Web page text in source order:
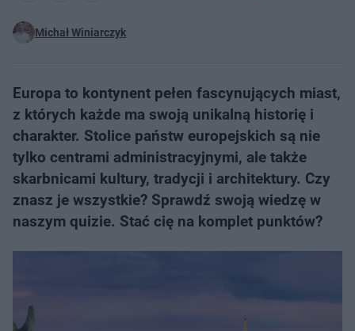
Michał Winiarczyk
Europa to kontynent pełen fascynujących miast,
z których każde ma swoją unikalną historię i
charakter. Stolice państw europejskich są nie
tylko centrami administracyjnymi, ale także
skarbnicami kultury, tradycji i architektury. Czy
znasz je wszystkie? Sprawdź swoją wiedzę w
naszym quizie. Stać cię na komplet punktów?